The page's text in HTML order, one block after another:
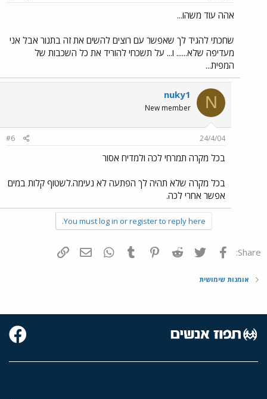
אהה עוד משהו...
שחכתי להגיד לך שאפשר עם רוצים להשים את זה בתנור אבל אני
מעדיפה שלא...... ו... על תשכחי להוריד את כל השכבות של
המפית...
N
nuky1
New member
24/4/04
#6
בכל מקרה תמרחי לכה ולמדיח אסור
בכל מקרה שלא תהיה לך הפתעה לא נעימה.לשטוף קלות במים
אפשר אחרי לכה.
You must log in or register to reply here.
Share: פייסבוק Twitter
Reddit
Pinterest
Tumblr
WhatsAppדואר אלקטרוני
אומנות שימושית